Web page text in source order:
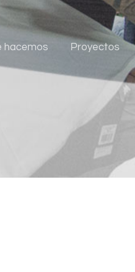
hacemos Proyectos